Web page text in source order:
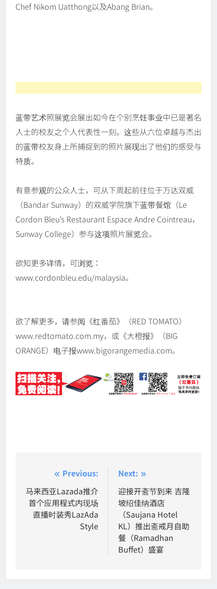
Chef Nikom Uatthong以及Abang Brian。
蓝带艺术照展览会展出如今在个别烹饪事业中已是著名
人士的校友之个人代表性一刻。这些从六位卓越与杰出
的蓝带校友身上所捕捉到的照片展现出了他们的感受与
特质。
有意参观的公众人士，可从下周起前往位于万达双威
（Bandar Sunway）的双威学院旗下蓝带餐馆（Le
Cordon Bleu’s Restaurant Espace Andre Cointreau，
Sunway College）参与这项照片展览会。
欲知更多详情，可浏览：
www.cordonbleu.edu/malaysia。
欲了解更多，请参阅《红番茄》（RED TOMATO）
www.redtomato.com.my，或《大橙报》（BIG
ORANGE）电子报www.bigorangemedia.com。
navigation
Previous:
马来西亚Lazada推介
首个应用程式内现场
直播时装秀LazAda
Style
Next:
迎接开斋节到来 吉隆
坡绍佳纳酒店
（Saujana Hotel
KL）推出斋戒月自助
餐（Ramadhan
Buffet）盛宴